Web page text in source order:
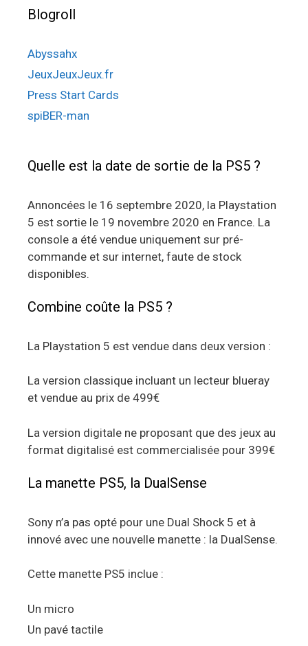
Blogroll
Abyssahx
JeuxJeuxJeux.fr
Press Start Cards
spiBER-man
Quelle est la date de sortie de la PS5 ?
Annoncées le 16 septembre 2020, la Playstation
5 est sortie le 19 novembre 2020 en France. La
console a été vendue uniquement sur pré-
commande et sur internet, faute de stock
disponibles.
Combine coûte la PS5 ?
La Playstation 5 est vendue dans deux version :
La version classique incluant un lecteur blueray
et vendue au prix de 499€
La version digitale ne proposant que des jeux au
format digitalisé est commercialisée pour 399€
La manette PS5, la DualSense
Sony n’a pas opté pour une Dual Shock 5 et à
innové avec une nouvelle manette : la DualSense.
Cette manette PS5 inclue :
Un micro
Un pavé tactile